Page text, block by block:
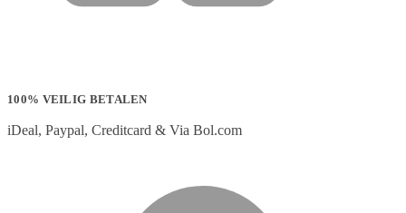
100% VEILIG BETALEN
iDeal, Paypal, Creditcard & Via Bol.com